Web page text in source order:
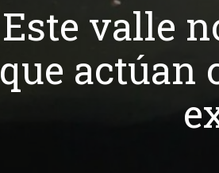
Este valle
que actúan